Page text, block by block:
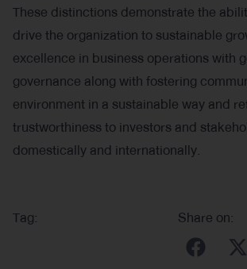
These distinctions demonstrate the
drive the organization to sustainable
excellence in business operations with
governance along with fostering
environment in a sustainable way and
trustworthiness to investors and
domestically and internationally.
Tag: Share on: